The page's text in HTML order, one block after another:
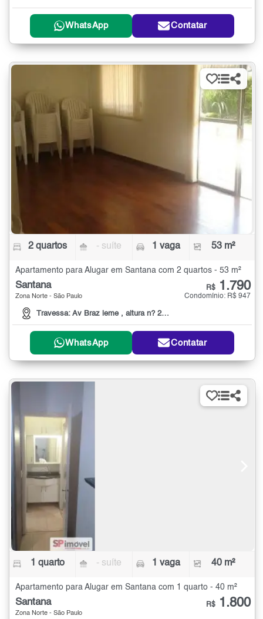
WhatsApp Contatar
2 quartos - suíte 1 vaga 53 m²
Apartamento para Alugar em Santana com 2 quartos - 53 m²
Santana
Zona Norte - São Paulo
Travessa: Av Braz leme , altura n? 2000
R$ 1.790
Condomínio: R$ 947
WhatsApp Contatar
1 quarto - suíte 1 vaga 40 m²
Apartamento para Alugar em Santana com 1 quarto - 40 m²
Santana
Zona Norte - São Paulo
R$ 1.800